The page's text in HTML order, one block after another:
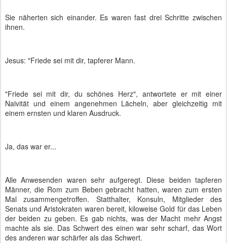
Sie näherten sich einander. Es waren fast drei Schritte zwischen
ihnen.
Jesus: "Friede sei mit dir, tapferer Mann.
"Friede sei mit dir, du schönes Herz", antwortete er mit einer
Naivität und einem angenehmen Lächeln, aber gleichzeitig mit
einem ernsten und klaren Ausdruck.
Ja, das war er...
Alle Anwesenden waren sehr aufgeregt. Diese beiden tapferen
Männer, die Rom zum Beben gebracht hatten, waren zum ersten
Mal zusammengetroffen. Statthalter, Konsuln, Mitglieder des
Senats und Aristokraten waren bereit, kiloweise Gold für das Leben
der beiden zu geben. Es gab nichts, was der Macht mehr Angst
machte als sie. Das Schwert des einen war sehr scharf, das Wort
des anderen war schärfer als das Schwert.